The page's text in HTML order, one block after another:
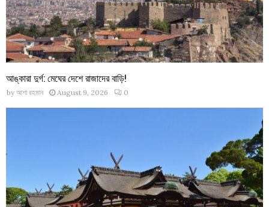
আঙ্কারা দুর্গ: মেঘের দেশে রাজাদের বাড়ি!
by আশা রহমান August 9, 2026 0